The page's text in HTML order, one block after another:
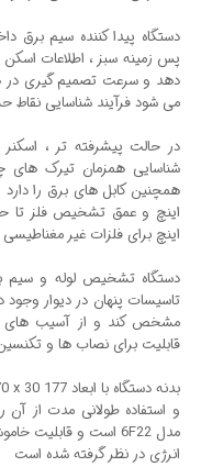
پس زمینه سبز ، اطلاعات
دهد و سرعت تصمیم گیری در
می شود فرآیند شناسایی
در حالت پیشرفته تر ،
شناسایی همزمان تیرک های
اینچ برای فلزات غیر
دستگاه تشخیص لوله و سیم
تاسیسات پنهان در دیوار
مشخص کند و از آسیب های
قابلیت برای نصاب ها و
انرژی در نظر گرفته شده است